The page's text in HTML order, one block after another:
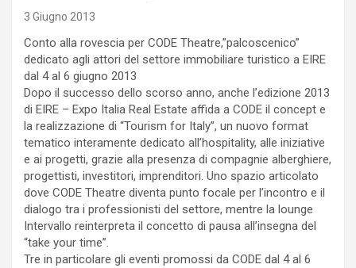
3 Giugno 2013
Conto alla rovescia per CODE Theatre,”palcoscenico”
dedicato agli attori del settore immobiliare turistico a EIRE
dal 4 al 6 giugno 2013
Dopo il successo dello scorso anno, anche l’edizione 2013
di EIRE – Expo Italia Real Estate affida a CODE il concept e
la realizzazione di “Tourism for Italy”, un nuovo format
tematico interamente dedicato all’hospitality, alle iniziative
e ai progetti, grazie alla presenza di compagnie alberghiere,
progettisti, investitori, imprenditori. Uno spazio articolato
dove CODE Theatre diventa punto focale per l’incontro e il
dialogo tra i professionisti del settore, mentre la lounge
Intervallo reinterpreta il concetto di pausa all’insegna del
“take your time”.
Tre in particolare gli eventi promossi da CODE dal 4 al 6